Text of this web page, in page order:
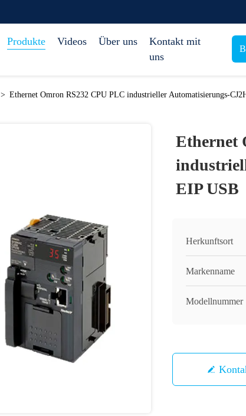
Produkte Videos Über uns
Kontakt mit
uns
> Ethernet Omron RS232 CPU PLC industrieller Automatisierungs-
Ethernet
EIP USB
Herkunftsort
Markenname
Modellnummer